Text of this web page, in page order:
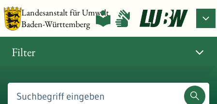
Landesanstalt für Umwelt
Baden-Württemberg
Filter